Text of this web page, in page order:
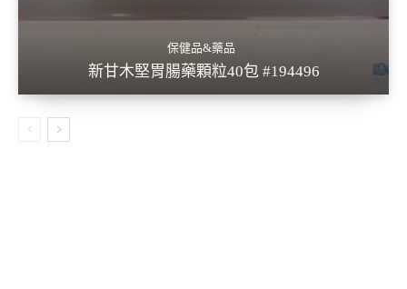
保健品&藥品
新甘木堅胃腸藥顆粒40包 #194496